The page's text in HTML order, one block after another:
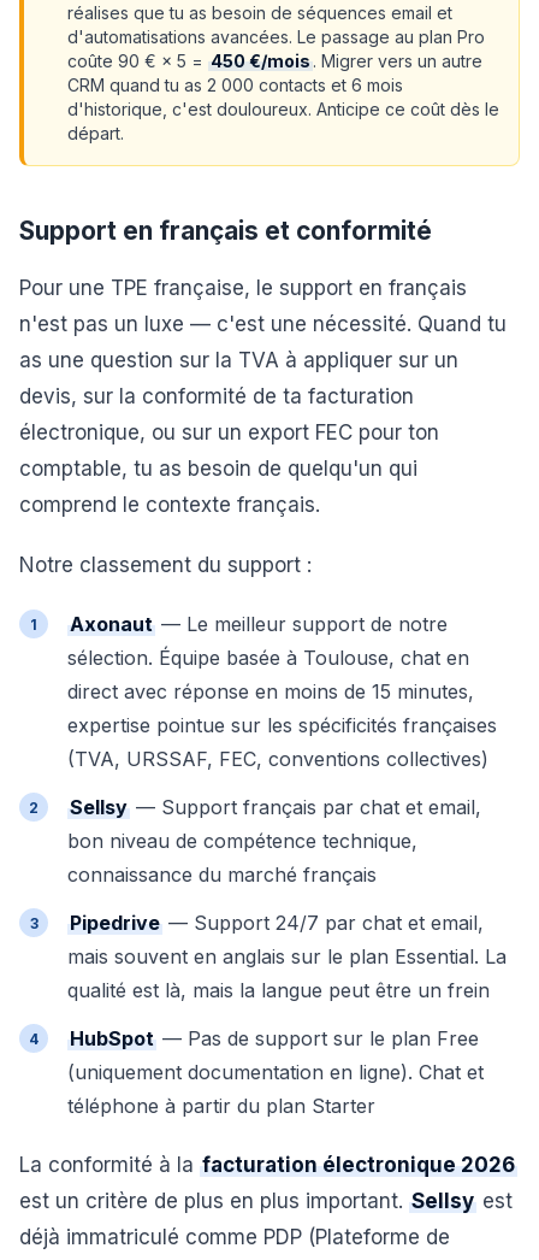
réalises que tu as besoin de séquences email et
d'automatisations avancées. Le passage au plan Pro
coûte 90 € × 5 = 450 €/mois. Migrer vers un autre
CRM quand tu as 2 000 contacts et 6 mois
d'historique, c'est douloureux. Anticipe ce coût dès le
départ.
Support en français et conformité
Pour une TPE française, le support en français
n'est pas un luxe — c'est une nécessité. Quand tu
as une question sur la TVA à appliquer sur un
devis, sur la conformité de ta facturation
électronique, ou sur un export FEC pour ton
comptable, tu as besoin de quelqu'un qui
comprend le contexte français.
Notre classement du support :
Axonaut — Le meilleur support de notre
sélection. Équipe basée à Toulouse, chat en
direct avec réponse en moins de 15 minutes,
expertise pointue sur les spécificités françaises
(TVA, URSSAF, FEC, conventions collectives)
Sellsy — Support français par chat et email,
bon niveau de compétence technique,
connaissance du marché français
Pipedrive — Support 24/7 par chat et email,
mais souvent en anglais sur le plan Essential. La
qualité est là, mais la langue peut être un frein
HubSpot — Pas de support sur le plan Free
(uniquement documentation en ligne). Chat et
téléphone à partir du plan Starter
La conformité à la facturation électronique 2026
est un critère de plus en plus important. Sellsy est
déjà immatriculé comme PDP (Plateforme de